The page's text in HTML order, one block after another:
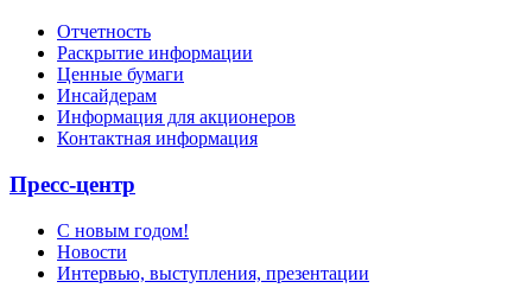
Отчетность
Раскрытие информации
Ценные бумаги
Инсайдерам
Информация для акционеров
Контактная информация
Пресс-центр
С новым годом!
Новости
Интервью, выступления, презентации